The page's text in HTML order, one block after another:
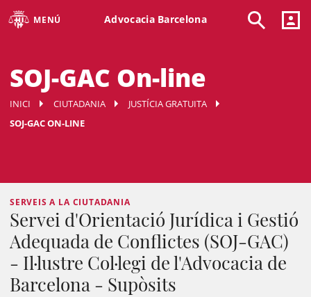
MENÚ Advocacia Barcelona
SOJ-GAC On-line
INICI CIUTADANIA
JUSTÍCIA GRATUITA
SOJ-GAC ON-LINE
SERVEIS A LA CIUTADANIA
Servei d'Orientació Jurídica i Gestió
Adequada de Conflictes (SOJ-GAC)
- Il·lustre Col·legi de l'Advocacia de
Barcelona - Supòsits